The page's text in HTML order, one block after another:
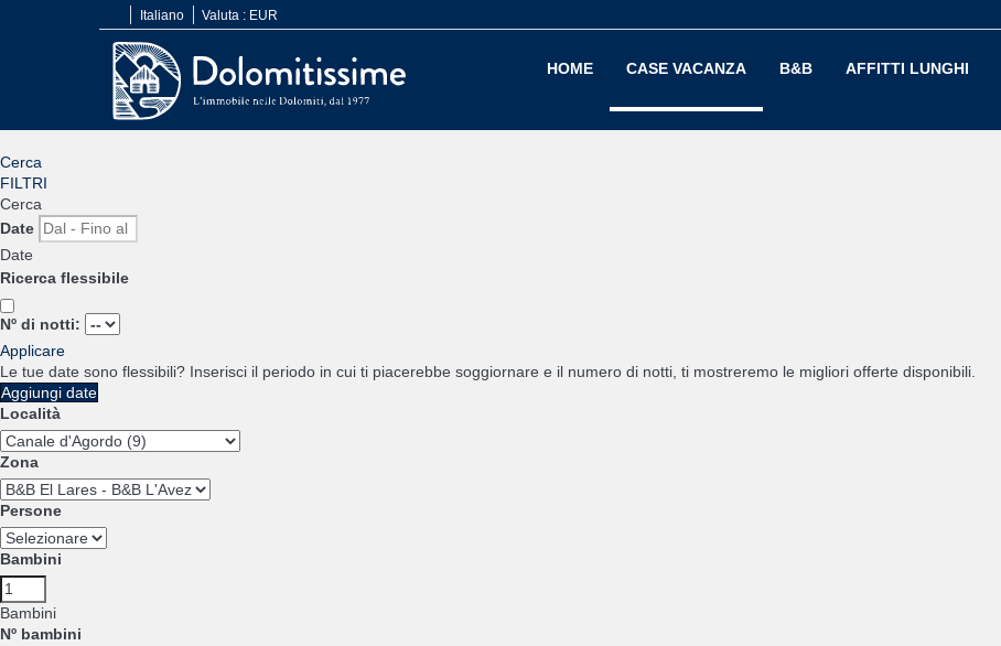
Italiano Valuta : EUR
HOME CASE VACANZA B&B AFFITTI LUNGHI
Cerca
FILTRI
Cerca
Date
Date
Ricerca flessibile
Nº di notti:
Applicare
Le tue date sono flessibili? Inserisci il periodo in cui ti piacerebbe soggiornare e il numero di notti, ti mostreremo le migliori offerte disponibili.
Aggiungi date
Località
Zona
Persone
Bambini
Bambini
Nº bambini